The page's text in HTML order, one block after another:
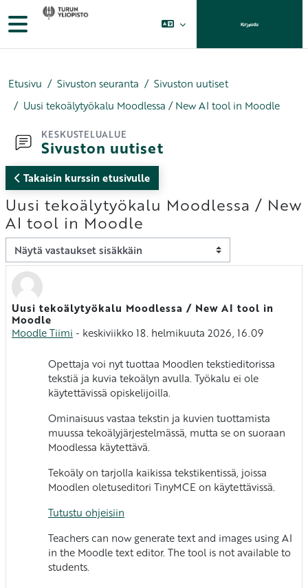
Siirry pääsisältöön
Sivupaneeli Kirjaudu
Etusivu Sivuston seuranta
Sivuston uutiset
Uusi tekoälytyökalu Moodlessa / New AI tool in Moodle
KESKUSTELUALUE
Sivuston uutiset
Takaisin kurssin etusivulle
Uusi tekoälytyökalu Moodlessa / New
AI tool in Moodle
Näytön tila
Uusi tekoälytyökalu Moodlessa / New AI tool in
Moodle
Moodle Tiimi - keskiviikko 18. helmikuuta 2026, 16.09
Vastausten määrä: 0
Opettaja voi nyt tuottaa Moodlen tekstieditorissa
tekstiä ja kuvia tekoälyn avulla. Työkalu ei ole
käytettävissä opiskelijoilla.
Ominaisuus vastaa tekstin ja kuvien tuottamista
muussa tekoälyjärjestelmässä, mutta se on suoraan
Moodlessa käytettävä.
Tekoäly on tarjolla kaikissa tekstikentissä, joissa
Moodlen oletuseditori TinyMCE on käytettävissä.
Tutustu ohjeisiin
Teachers can now generate text and images using AI
in the Moodle text editor. The tool is not available to
students.